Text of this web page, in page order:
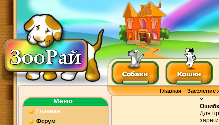
Главная Заселение
Меню
Главная
Форум
×
Для